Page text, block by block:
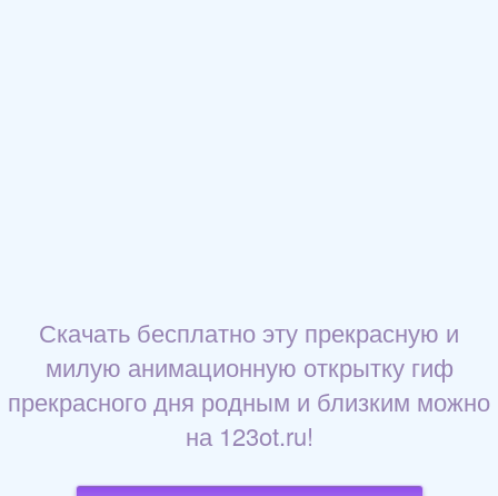
Скачать бесплатно эту прекрасную и
милую анимационную открытку гиф
прекрасного дня родным и близким можно
на 123ot.ru!